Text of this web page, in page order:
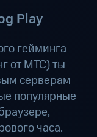
Play
гейминга
от МТС) ты
серверам
популярные
часа.